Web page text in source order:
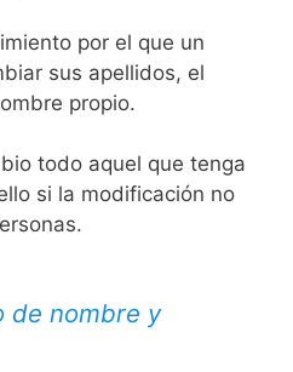
por el que un
sus apellidos, el
propio.
todo aquel que tenga
si la modificación no
de nombre y